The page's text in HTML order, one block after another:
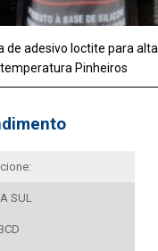
de adesivo loctite para alta
temperatura Pinheiros
SUL